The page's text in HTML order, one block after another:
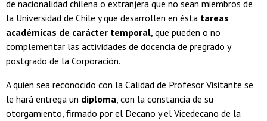
Egresadas/os
de nacionalidad chilena o extranjera que no sean miembros de
la Universidad de Chile y que desarrollen en ésta tareas
académicas de carácter temporal, que pueden o no
complementar las actividades de docencia de pregrado y
postgrado de la Corporación.
A quien sea reconocido con la Calidad de Profesor Visitante se
le hará entrega un diploma, con la constancia de su
otorgamiento, firmado por el Decano y el Vicedecano de la